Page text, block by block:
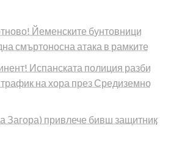
Йеменските бунтовници
смъртоносна атака в рамките
Испанската полиция разби
на хора през Средиземно
Загора) привлече бивш защитник